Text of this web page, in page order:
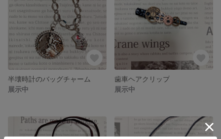
半壊時計のバッグチャーム
展示中
歯車ヘアクリップ
展示中